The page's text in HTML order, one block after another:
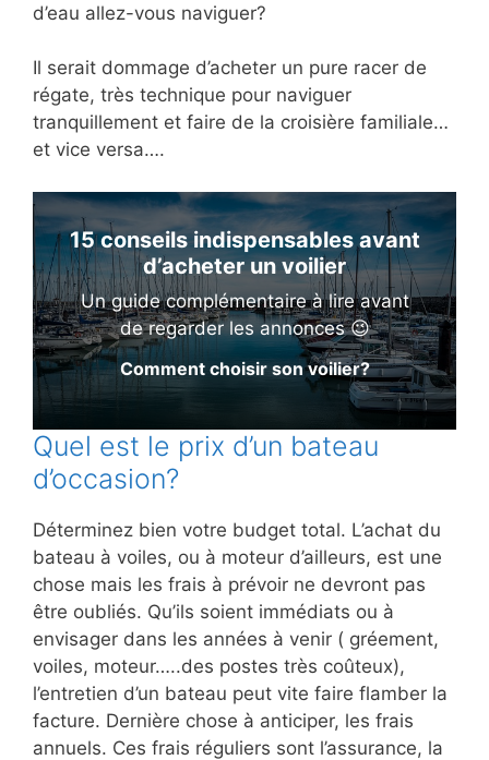
d’eau allez-vous naviguer?
Il serait dommage d’acheter un pure racer de
régate, très technique pour naviguer
tranquillement et faire de la croisière familiale…
et vice versa….
15 conseils indispensables avant
d’acheter un voilier
Un guide complémentaire à lire avant
de regarder les annonces 😉
Comment choisir son voilier?
Quel est le prix d’un bateau
d’occasion?
Déterminez bien votre budget total. L’achat du
bateau à voiles, ou à moteur d’ailleurs, est une
chose mais les frais à prévoir ne devront pas
être oubliés. Qu’ils soient immédiats ou à
envisager dans les années à venir ( gréement,
voiles, moteur…..des postes très coûteux),
l’entretien d’un bateau peut vite faire flamber la
facture. Dernière chose à anticiper, les frais
annuels. Ces frais réguliers sont l’assurance, la